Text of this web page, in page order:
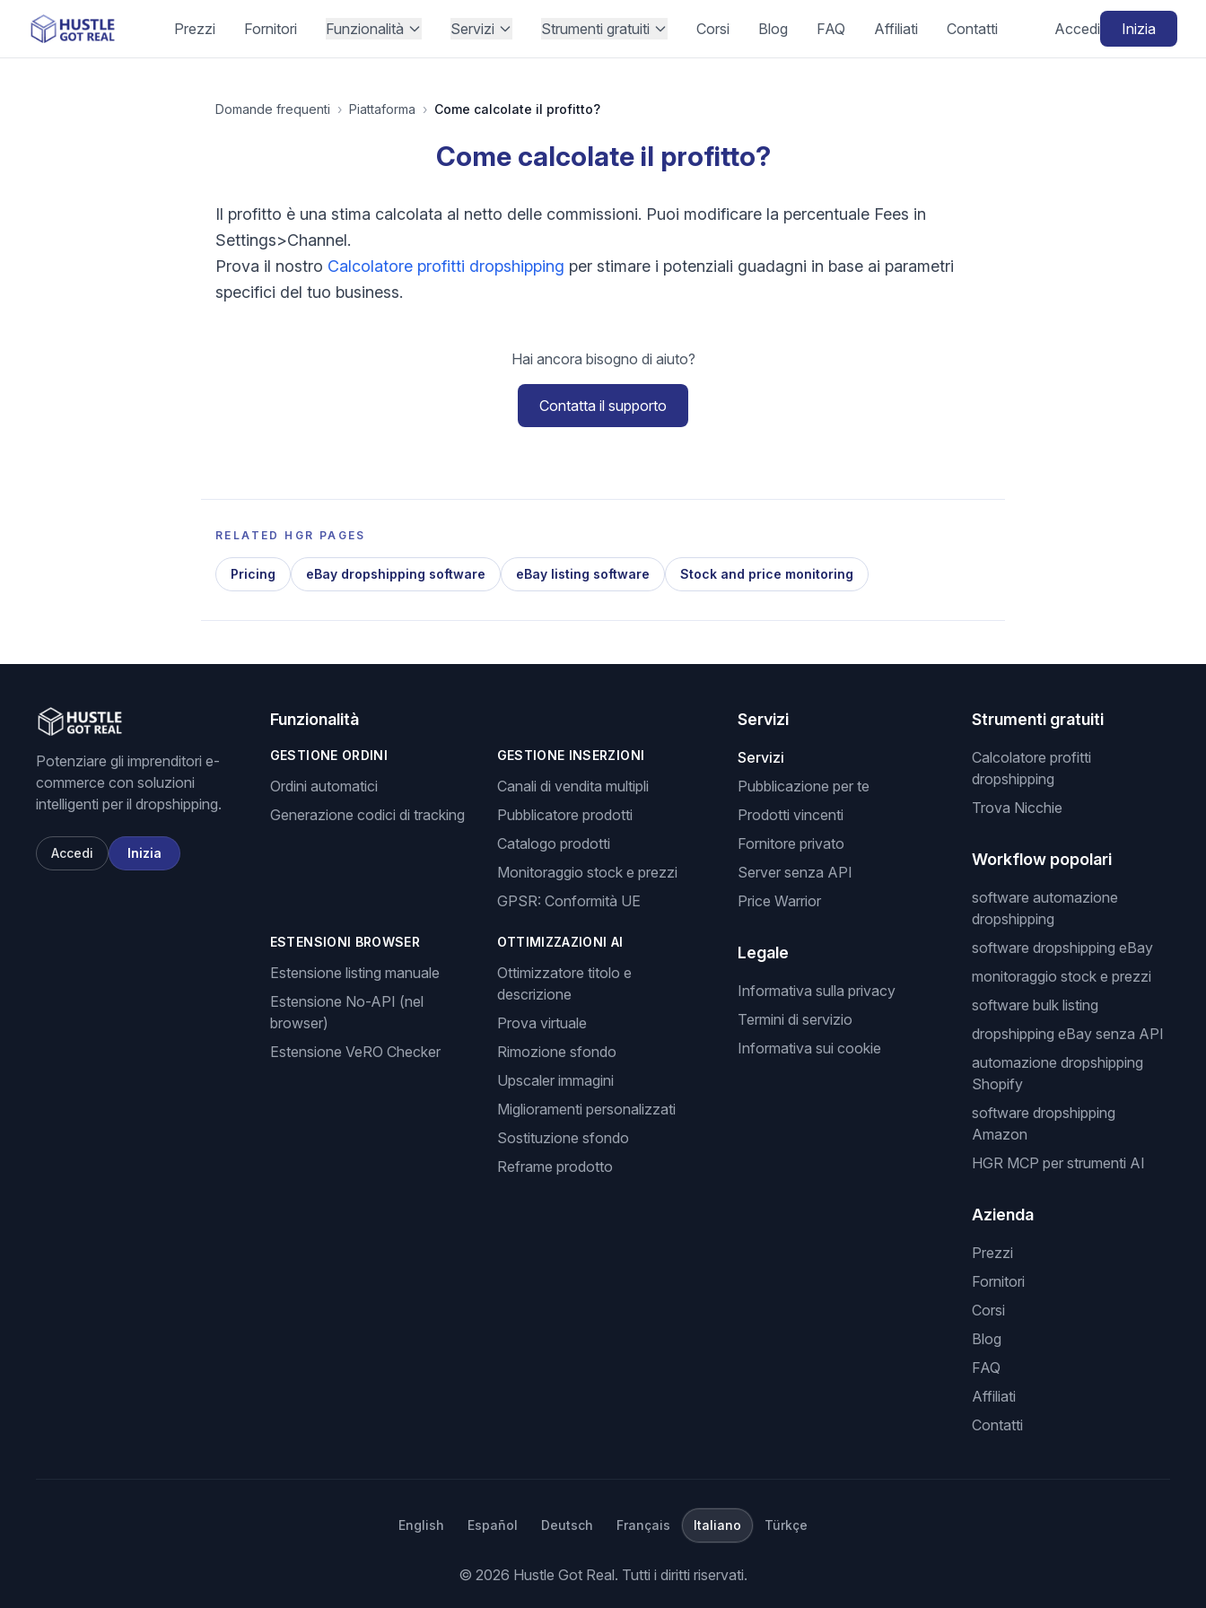
Prezzi Fornitori Funzionalità Servizi Strumenti gratuiti Corsi Blog FAQ Affiliati Contatti Accedi Inizia
Domande frequenti › Piattaforma › Come calcolate il profitto?
Come calcolate il profitto?
Il profitto è una stima calcolata al netto delle commissioni. Puoi modificare la percentuale Fees in
Settings>Channel.
Prova il nostro Calcolatore profitti dropshipping per stimare i potenziali guadagni in base ai parametri
specifici del tuo business.
Hai ancora bisogno di aiuto?
Contatta il supporto
RELATED HGR PAGES
Pricing eBay dropshipping software eBay listing software Stock and price monitoring
Potenziare gli imprenditori e-
commerce con soluzioni
intelligenti per il dropshipping.
Accedi Inizia
Funzionalità
GESTIONE ORDINI
Ordini automatici
Generazione codici di tracking
GESTIONE INSERZIONI
Canali di vendita multipli
Pubblicatore prodotti
Catalogo prodotti
Monitoraggio stock e prezzi
GPSR: Conformità UE
ESTENSIONI BROWSER
Estensione listing manuale
Estensione No-API (nel
browser)
Estensione VeRO Checker
OTTIMIZZAZIONI AI
Ottimizzatore titolo e
descrizione
Prova virtuale
Rimozione sfondo
Upscaler immagini
Miglioramenti personalizzati
Sostituzione sfondo
Reframe prodotto
Servizi
Servizi
Pubblicazione per te
Prodotti vincenti
Fornitore privato
Server senza API
Price Warrior
Legale
Informativa sulla privacy
Termini di servizio
Informativa sui cookie
Strumenti gratuiti
Calcolatore profitti
dropshipping
Trova Nicchie
Workflow popolari
software automazione
dropshipping
software dropshipping eBay
monitoraggio stock e prezzi
software bulk listing
dropshipping eBay senza API
automazione dropshipping
Shopify
software dropshipping
Amazon
HGR MCP per strumenti AI
Azienda
Prezzi
Fornitori
Corsi
Blog
FAQ
Affiliati
Contatti
English Español Deutsch Français Italiano Türkçe
© 2026 Hustle Got Real. Tutti i diritti riservati.